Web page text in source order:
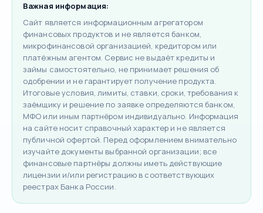
Важная информация:
Сайт является информационным агрегатором
финансовых продуктов и не является банком,
микрофинансовой организацией, кредитором или
платёжным агентом. Сервис не выдаёт кредиты и
займы самостоятельно, не принимает решения об
одобрении и не гарантирует получение продукта.
Итоговые условия, лимиты, ставки, сроки, требования к
заёмщику и решение по заявке определяются банком,
МФО или иным партнёром индивидуально. Информация
на сайте носит справочный характер и не является
публичной офертой. Перед оформлением внимательно
изучайте документы выбранной организации; все
финансовые партнёры должны иметь действующие
лицензии и/или регистрацию в соответствующих
реестрах Банка России.